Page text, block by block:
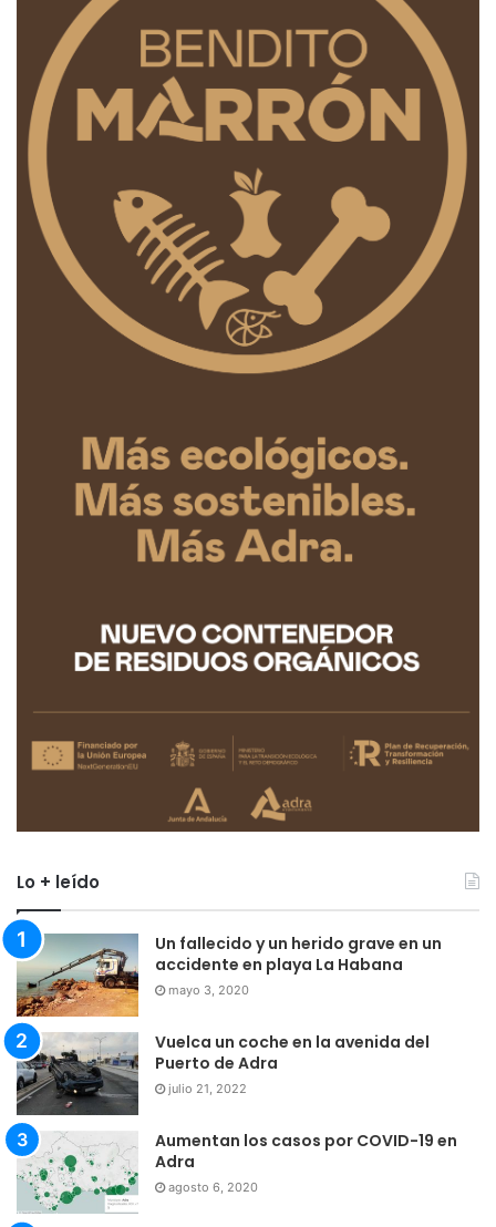
Lo + leído
Un fallecido y un herido grave en un
accidente en playa La Habana
mayo 3, 2020
Vuelca un coche en la avenida del
Puerto de Adra
julio 21, 2022
Aumentan los casos por COVID-19 en
Adra
agosto 6, 2020